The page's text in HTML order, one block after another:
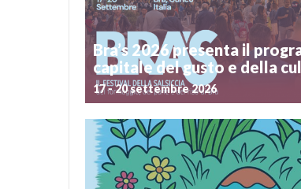
Bra’s 2026 presenta il
capitale del gusto e della
17 - 20 settembre 2026
Postato il 27 luglio 2026
Un programma in cui si incrociano
grandi chef, cultura, intrattenimento e